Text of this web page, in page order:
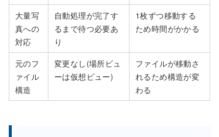
大量写
真への
対応
自動処理が完了す
るまで待つ必要あ
り
1枚ずつ移動する
ため時間がかかる
元のフ
ァイル
構造
変更なし(場所ビュ
ーは仮想ビュー)
ファイルが移動さ
れるため構造が変
わる